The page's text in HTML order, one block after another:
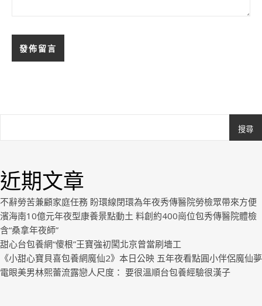
搜尋
近期文章
不辭勞苦兼顧家庭任務 盼環線閉環為年夜秀傳醫院勞檢眾帶來方便
濱海南10億元年夜型康養景點動土 料創約400崗位包秀傳醫院體檢
含“桑拿年夜師”
甜心台包養網“傻根”王寶強初闖北京曾當刷墻工
《小甜心寶貝喜包養網魔仙2》本日公映 五年夜看點圓小伴侶魔仙夢
電眼美男林熙蕾流露戀人尺度： 要很溫順台包養經驗很漢子
Royal.